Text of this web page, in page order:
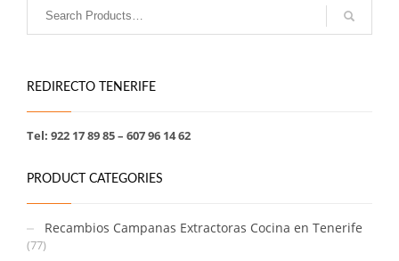
REDIRECTO TENERIFE
Tel: 922 17 89 85 – 607 96 14 62
PRODUCT CATEGORIES
Recambios Campanas Extractoras Cocina en Tenerife
(77)